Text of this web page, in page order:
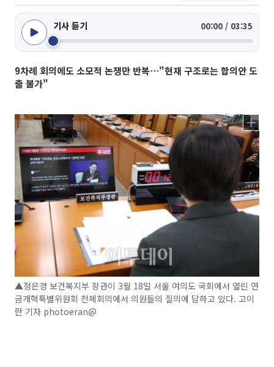
기사 듣기 00:00 / 03:35
9차례 회의에도 소모적 논쟁만 반복⋯"현재 구조로는 합의안 도
출 불가"
▲정은경 보건복지부 장관이 3월 18일 서울 여의도 국회에서 열린 연
금개혁특별위원회 전체회의에서 의원들의 질의에 답하고 있다. 고이
란 기자 photoeran@